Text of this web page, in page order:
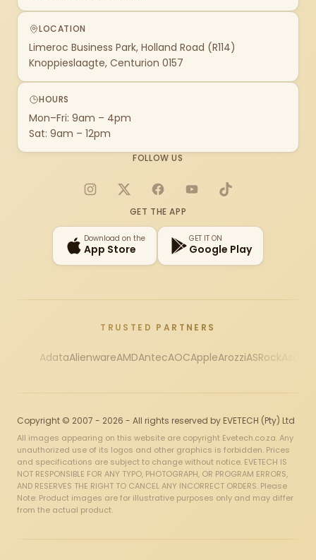
LOCATION
Limeroc Business Park, Holland Road (R114)
Knoppieslaagte, Centurion 0157
HOURS
Mon–Fri: 9am – 4pm
Sat: 9am – 12pm
FOLLOW US
Instagram
X FacebookYouTubeTikTok
GET THE APP
Download on the
App Store
GET IT ON
Google Play
TRUSTED PARTNERS
AdataAlienwareAMDAntecAOCAppleArozziASRock
Copyright © 2007 - 2026 - All rights reserved by EVETECH (Pty) Ltd
All images appearing on this website are copyright Evetech.co.za. Any
unauthorized use of its logos and other graphics is forbidden. Prices
and specifications are subject to change without notice. EVETECH IS
NOT RESPONSIBLE FOR ANY TYPO, PHOTOGRAPH, OR PROGRAM ERRORS,
AND RESERVES THE RIGHT TO CANCEL ANY INCORRECT ORDERS. Please
Note: Product images are for illustrative purposes only and may differ
from the actual product.